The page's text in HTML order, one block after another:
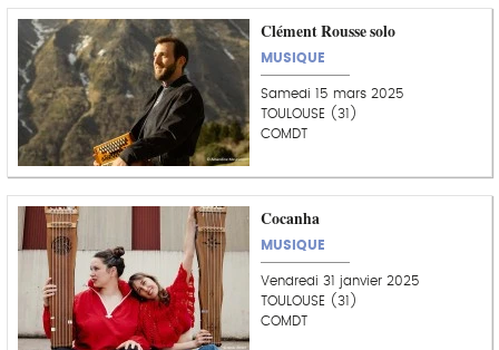
Clément Rousse solo
MUSIQUE
Samedi 15 mars 2025
TOULOUSE (31)
COMDT
Cocanha
MUSIQUE
Vendredi 31 janvier 2025
TOULOUSE (31)
COMDT